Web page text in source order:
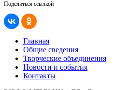
Поделиться ссылкой
Главная
Общие сведения
Творческие объединения
Новости и события
Контакты